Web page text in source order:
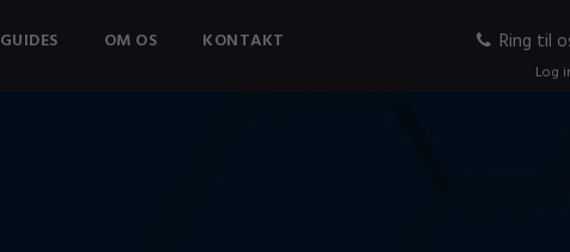
GUIDES OM OS KONTAKT Ring til
Log